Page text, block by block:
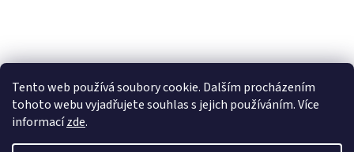
Tento web používá soubory cookie. Dalším procházením
tohoto webu vyjadřujete souhlas s jejich používáním. Více
informacízde.
Z
Penzion RENSHOF - ubytování na Šumavě VZORNÝ VOJÁK